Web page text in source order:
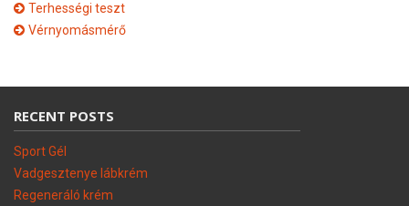
Terhességi teszt
Vérnyomásmérő
RECENT POSTS
Sport Gél
Vadgesztenye lábkrém
Regeneráló krém